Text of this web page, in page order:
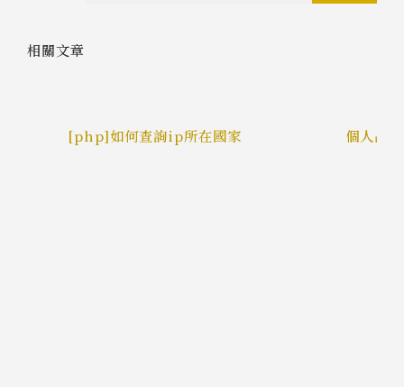
相關文章
[php]如何查詢ip所在國家 個人品